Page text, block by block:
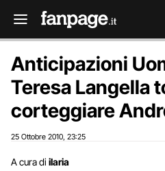
Anticipazioni
Teresa Langella
corteggiare
25 Ottobre 2010 23:25
A cura di ilaria